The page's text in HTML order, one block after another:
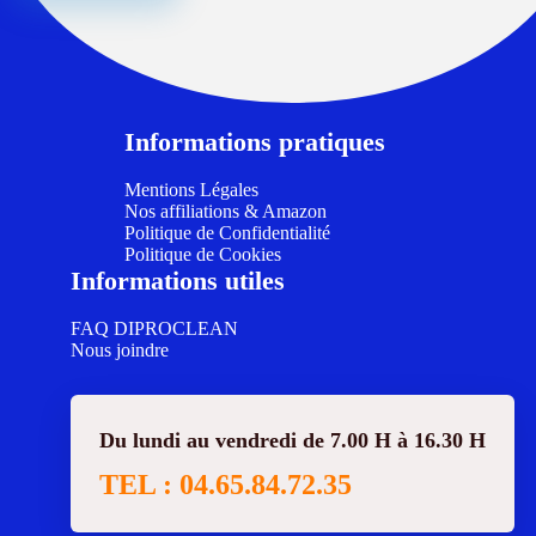
Informations pratiques
Mentions Légales
Nos affiliations & Amazon
Politique de Confidentialité
Politique de Cookies
Informations utiles
FAQ DIPROCLEAN
Nous joindre
Du lundi au vendredi de 7.00 H à 16.30 H
TEL : 04.65.84.72.35